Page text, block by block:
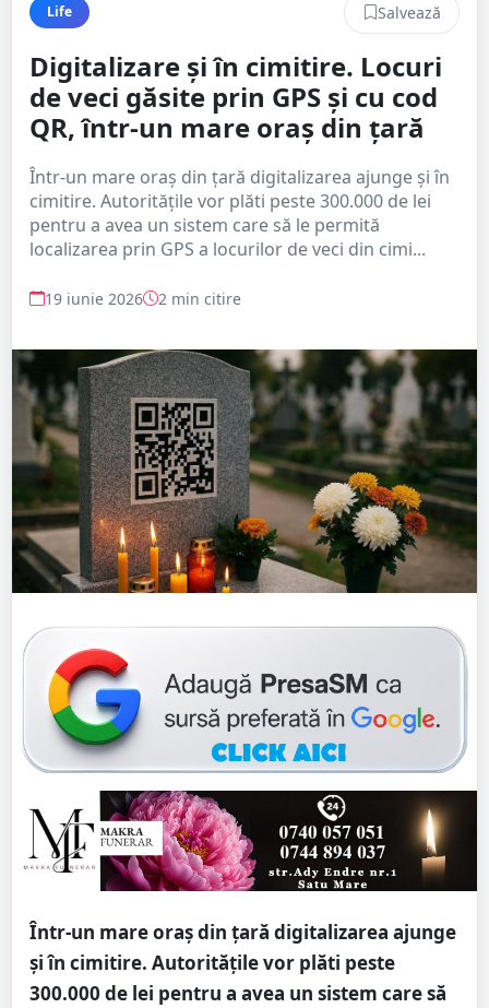
Life Salvează
Digitalizare și în cimitire. Locuri
de veci găsite prin GPS și cu cod
QR, într-un mare oraș din țară
Într-un mare oraș din țară digitalizarea ajunge și în
cimitire. Autoritățile vor plăti peste 300.000 de lei
pentru a avea un sistem care să le permită
localizarea prin GPS a locurilor de veci din cimi...
19 iunie 2026 2 min citire
Într-un mare oraș din țară digitalizarea ajunge
și în cimitire. Autoritățile vor plăti peste
300.000 de lei pentru a avea un sistem care să